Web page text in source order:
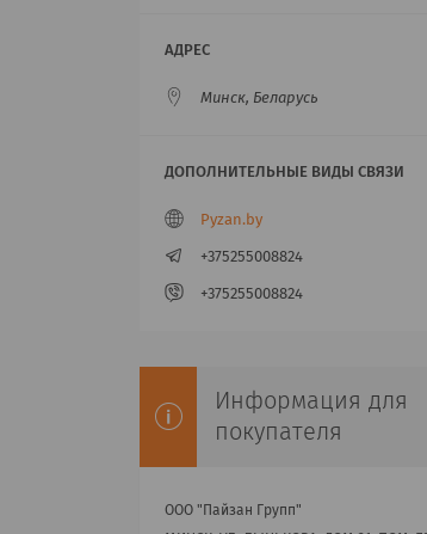
Минск, Беларусь
Pyzan.by
+375255008824
+375255008824
Информация для
покупателя
ООО "Пайзан Групп"